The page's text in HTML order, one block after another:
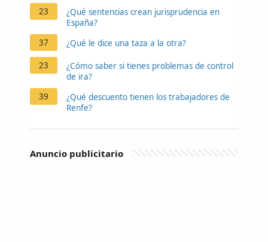
23
¿Qué sentencias crean jurisprudencia en
España?
37
¿Qué le dice una taza a la otra?
23
¿Cómo saber si tienes problemas de control
de ira?
39
¿Qué descuento tienen los trabajadores de
Renfe?
Anuncio publicitario